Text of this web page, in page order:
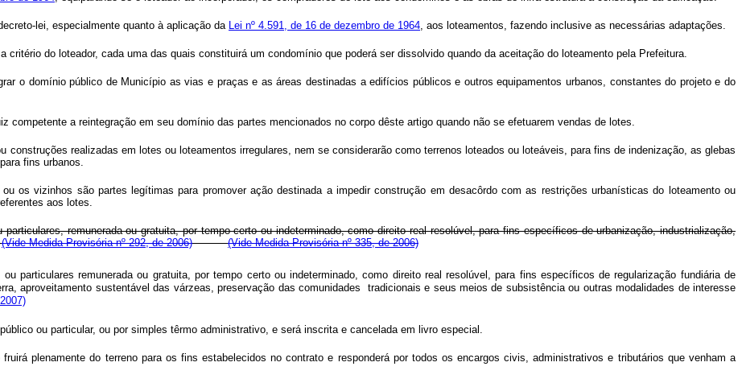
lei, especialmente quanto à aplicação da Lei nº 4.591, de 16 de dezembro de 1964, aos loteamentos, fazendo inclusive as necessárias adaptações.
critério do loteador, cada uma das quais constituirá um condomínio que poderá ser dissolvido quando da aceitação do loteamento pela Prefeitura.
o domínio público de Município as vias e praças e as áreas destinadas a edifícios públicos e outros equipamentos urbanos, constantes do projeto e do
competente a reintegração em seu domínio das partes mencionados no corpo dêste artigo quando não se efetuarem vendas de lotes.
construções realizadas em lotes ou loteamentos irregulares, nem se considerarão como terrenos loteados ou loteáveis, para fins de indenização, as glebas
fins urbanos.
os vizinhos são partes legítimas para promover ação destinada a impedir construção em desacôrdo com as restrições urbanísticas do loteamento ou
aos lotes.
remunerada ou gratuita, por tempo certo ou indeterminado, como direito real resolúvel, para fins específicos de urbanização, industrialização,
(Vide Medida Provisória nº 292, de 2006) (Vide Medida Provisória nº 335, de 2006)
particulares remunerada ou gratuita, por tempo certo ou indeterminado, como direito real resolúvel, para fins específicos de regularização fundiária de
aproveitamento sustentável das várzeas, preservação das comunidades tradicionais e seus meios de subsistência ou outras modalidades de interesse
ou particular, ou por simples têrmo administrativo, e será inscrita e cancelada em livro especial.
plenamente do terreno para os fins estabelecidos no contrato e responderá por todos os encargos civis, administrativos e tributários que venham a